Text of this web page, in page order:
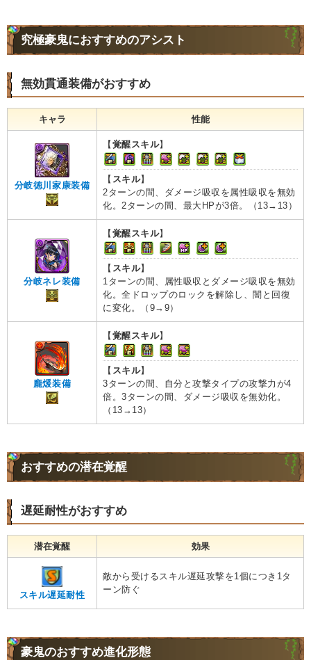
究極豪鬼におすすめのアシスト
無効貫通装備がおすすめ
キャラ 性能
分岐徳川家康装備
【 覚醒スキル】
【 スキル】
2ターンの間、ダメージ吸収を属性吸収を無効
化。2ターンの間、最大HPが3倍。（13→13）
分岐ネレ装備
【 覚醒スキル】
【 スキル】
1ターンの間、属性吸収とダメージ吸収を無効
化。全ドロップのロックを解除し、闇と回復
に変化。（9→9）
龐煖装備
【 覚醒スキル】
【 スキル】
3ターンの間、自分と攻撃タイプの攻撃力が4
倍。3ターンの間、ダメージ吸収を無効化。
（13→13）
おすすめの潜在覚醒
遅延耐性がおすすめ
潜在覚醒 効果
スキル遅延耐性
敵から受けるスキル遅延攻撃を1個につき1タ
ーン防ぐ
豪鬼のおすすめ進化形態